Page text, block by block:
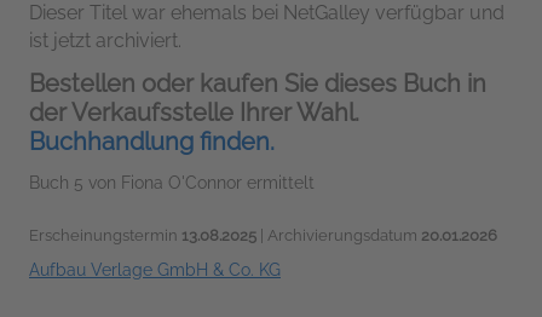
Dieser Titel war ehemals bei NetGalley verfügbar und
ist jetzt archiviert.
Bestellen oder kaufen Sie dieses Buch in
der Verkaufsstelle Ihrer Wahl.
Buchhandlung finden.
Buch 5 von Fiona O'Connor ermittelt
Erscheinungstermin 13.08.2025 | Archivierungsdatum 20.01.2026
Aufbau Verlage GmbH & Co. KG